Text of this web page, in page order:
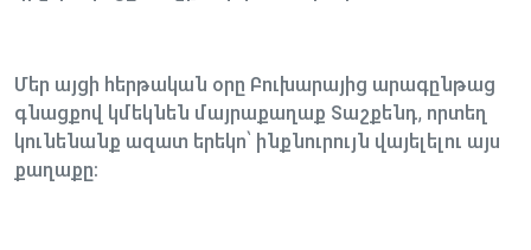
Մեր այցի հերթական օրը Բուխարայից արագընթաց
գնացքով կմեկնեն մայրաքաղաք Տաշքենդ, որտեղ
կունենանք ազատ երեկո՝ ինքնուրույն վայելելու այս
քաղաքը։